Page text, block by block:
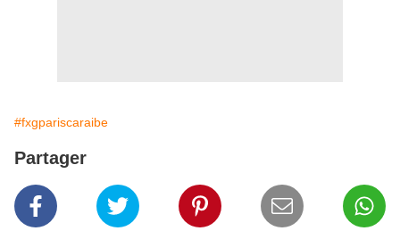
#fxgpariscaraibe
Partager